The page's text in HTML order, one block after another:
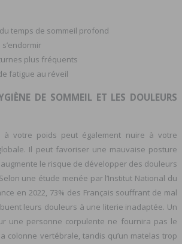
temps de sommeil profond
plus fréquents
fatigue au réveil
DE SOMMEIL ET LES DOULEURS
à votre poids peut également nuire à votre
Il peut favoriser une mauvaise posture
le risque de développer des douleurs
une étude menée par l’Institut National du
en 2022, 73% des Français souffrant de mal
leurs douleurs à une literie inadaptée. Un
une personne corpulente ne fournira pas le
colonne vertébrale, tandis qu’un matelas trop